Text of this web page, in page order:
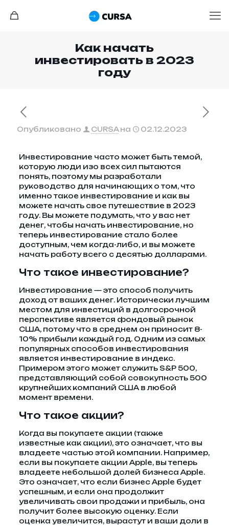
Как начать
инвестировать в 2023
году
Опубликовано CURSA на 02.12.2023
Инвестирование часто может быть темой,
которую люди изо всех сил пытаются
понять, поэтому мы разработали
руководство для начинающих о том, что
именно такое инвестирование и как вы
можете начать свое путешествие в 2023
году. Вы можете подумать, что у вас нет
денег, чтобы начать инвестирование, но
теперь инвестирование стало более
доступным, чем когда-либо, и вы можете
начать работу всего с десятью долларами.
Что такое инвестирование?
Инвестирование — это способ получить
доход от ваших денег. Исторически лучшим
местом для инвестиций в долгосрочной
перспективе является фондовый рынок
США, потому что в среднем он приносит 8-
10% прибыли каждый год. Одним из самых
популярных способов инвестирования
является инвестирование в индекс.
Примером этого может служить S&P 500,
представляющий собой совокупность 500
крупнейших компаний США в любой
момент времени.
Что такое акции?
Когда вы покупаете акции (также
известные как акции), это означает, что вы
владеете частью этой компании. Например,
если вы покупаете акции Apple, вы теперь
владеете небольшой долей бизнеса Apple.
Это означает, что если бизнес Apple будет
успешным, и если она продолжит
увеличивать свои продажи и прибыль, она
получит более высокую оценку. Если
оценка увеличится, вырастут и ваши доли в